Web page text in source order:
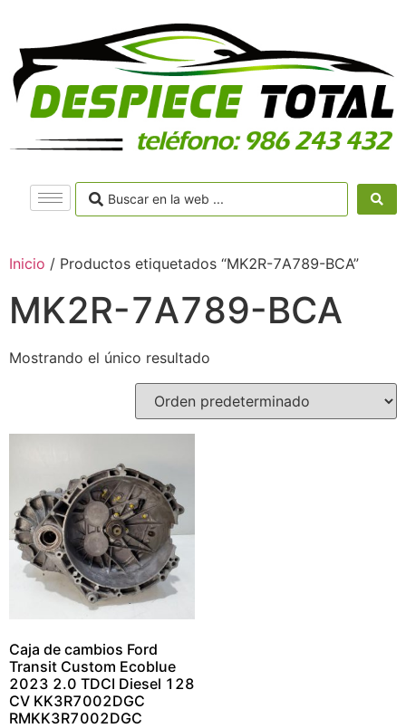
Inicio / Productos etiquetados “MK2R-7A789-BCA”
MK2R-7A789-BCA
Mostrando el único resultado
Caja de cambios Ford
Transit Custom Ecoblue
2023 2.0 TDCI Diesel 128
CV KK3R7002DGC
RMKK3R7002DGC